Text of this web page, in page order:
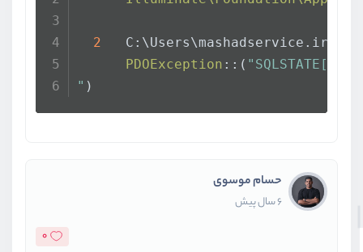
2
PDOException ::(
" )
حسام موسوی
6 سال پیش
0